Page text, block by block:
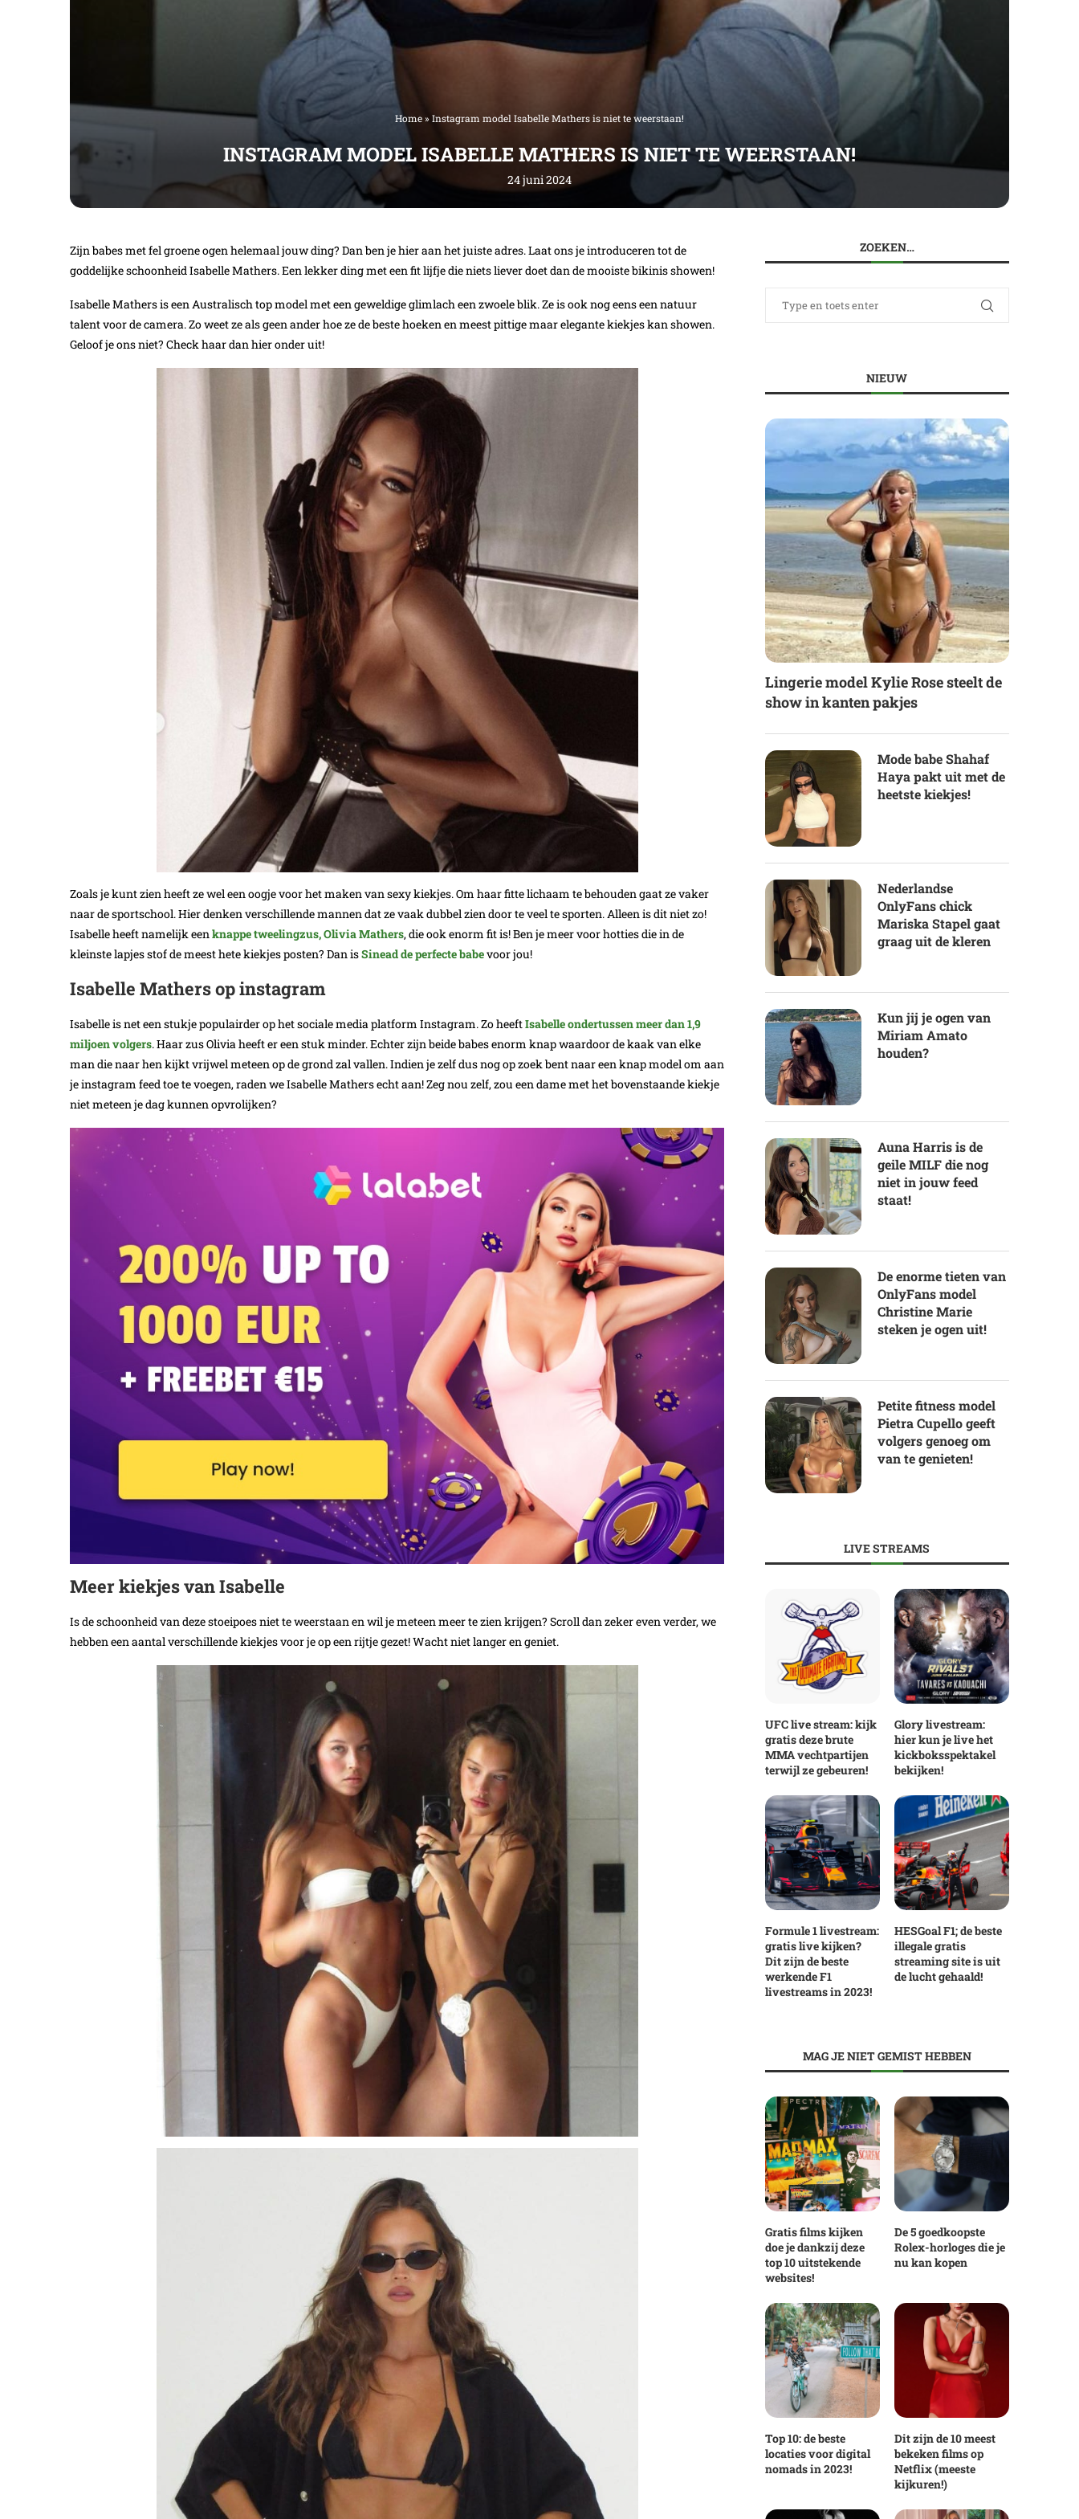
Home» Instagram model Isabelle Mathers is niet te weerstaan!
INSTAGRAM MODEL ISABELLE MATHERS IS NIET TE WEERSTAAN!
24 juni 2024
Zijn babes met fel groene ogen helemaal jouw ding? Dan ben je hier aan het juiste adres. Laat ons je introduceren tot de
goddelijke schoonheid Isabelle Mathers. Een lekker ding met een fit lijfje die niets liever doet dan de mooiste bikinis showen!
Isabelle Mathers is een Australisch top model met een geweldige glimlach een zwoele blik. Ze is ook nog eens een natuur
talent voor de camera. Zo weet ze als geen ander hoe ze de beste hoeken en meest pittige maar elegante kiekjes kan showen.
Geloof je ons niet? Check haar dan hier onder uit!
Zoals je kunt zien heeft ze wel een oogje voor het maken van sexy kiekjes. Om haar fitte lichaam te behouden gaat ze vaker
naar de sportschool. Hier denken verschillende mannen dat ze vaak dubbel zien door te veel te sporten. Alleen is dit niet zo!
Isabelle heeft namelijk eenknappe tweelingzus, Olivia Mathers, die ook enorm fit is! Ben je meer voor hotties die in de
kleinste lapjes stof de meest hete kiekjes posten? Dan isSinead de perfecte babevoor jou!
Isabelle Mathers op instagram
Isabelle is net een stukje populairder op het sociale media platform Instagram. Zo heeftIsabelle ondertussen meer dan 1,9
miljoen volgers. Haar zus Olivia heeft er een stuk minder. Echter zijn beide babes enorm knap waardoor de kaak van elke
man die naar hen kijkt vrijwel meteen op de grond zal vallen. Indien je zelf dus nog op zoek bent naar een knap model om aan
je instagram feed toe te voegen, raden we Isabelle Mathers echt aan! Zeg nou zelf, zou een dame met het bovenstaande kiekje
niet meteen je dag kunnen opvrolijken?
Meer kiekjes van Isabelle
Is de schoonheid van deze stoeipoes niet te weerstaan en wil je meteen meer te zien krijgen? Scroll dan zeker even verder, we
hebben een aantal verschillende kiekjes voor je op een rijtje gezet! Wacht niet langer en geniet.
ZOEKEN…
NIEUW
Lingerie model Kylie Rose steelt de
show in kanten pakjes
Mode babe Shahaf
Haya pakt uit met de
heetste kiekjes!
Nederlandse
OnlyFans chick
Mariska Stapel gaat
graag uit de kleren
Kun jij je ogen van
Miriam Amato
houden?
Auna Harris is de
geile MILF die nog
niet in jouw feed
staat!
De enorme tieten van
OnlyFans model
Christine Marie
steken je ogen uit!
Petite fitness model
Pietra Cupello geeft
volgers genoeg om
van te genieten!
LIVE STREAMS
UFC live stream: kijk
gratis deze brute
MMA vechtpartijen
terwijl ze gebeuren!
Glory livestream:
hier kun je live het
kickboksspektakel
bekijken!
Formule 1 livestream:
gratis live kijken?
Dit zijn de beste
werkende F1
livestreams in 2023!
HESGoal F1; de beste
illegale gratis
streaming site is uit
de lucht gehaald!
MAG JE NIET GEMIST HEBBEN
Gratis films kijken
doe je dankzij deze
top 10 uitstekende
websites!
De 5 goedkoopste
Rolex-horloges die je
nu kan kopen
Top 10: de beste
locaties voor digital
nomads in 2023!
Dit zijn de 10 meest
bekeken films op
Netflix (meeste
kijkuren!)